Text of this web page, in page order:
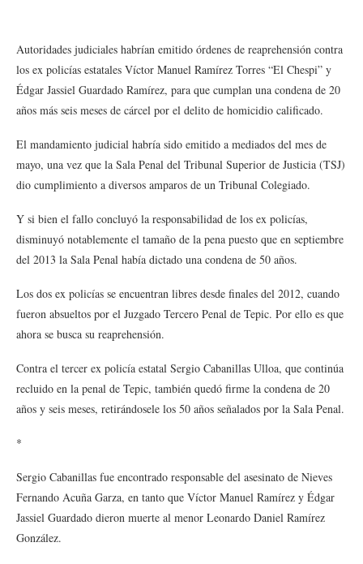
Autoridades judiciales habrían emitido órdenes de reaprehensión contra
los ex policías estatales Víctor Manuel Ramírez Torres “El Chespi” y
Édgar Jassiel Guardado Ramírez, para que cumplan una condena de 20
años más seis meses de cárcel por el delito de homicidio calificado.
El mandamiento judicial habría sido emitido a mediados del mes de
mayo, una vez que la Sala Penal del Tribunal Superior de Justicia (TSJ)
dio cumplimiento a diversos amparos de un Tribunal Colegiado.
Y si bien el fallo concluyó la responsabilidad de los ex policías,
disminuyó notablemente el tamaño de la pena puesto que en septiembre
del 2013 la Sala Penal había dictado una condena de 50 años.
Los dos ex policías se encuentran libres desde finales del 2012, cuando
fueron absueltos por el Juzgado Tercero Penal de Tepic. Por ello es que
ahora se busca su reaprehensión.
Contra el tercer ex policía estatal Sergio Cabanillas Ulloa, que continúa
recluido en la penal de Tepic, también quedó firme la condena de 20
años y seis meses, retirándosele los 50 años señalados por la Sala Penal.
*
Sergio Cabanillas fue encontrado responsable del asesinato de Nieves
Fernando Acuña Garza, en tanto que Víctor Manuel Ramírez y Édgar
Jassiel Guardado dieron muerte al menor Leonardo Daniel Ramírez
González.